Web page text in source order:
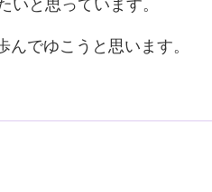
いと思っています。
でゆこうと思います。